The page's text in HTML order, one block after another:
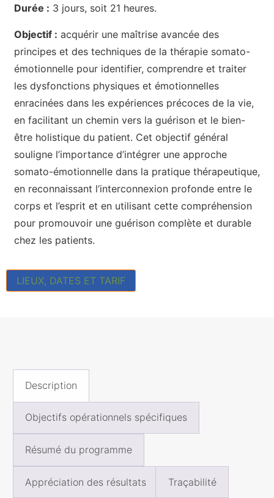
Durée : 3 jours, soit 21 heures.
Objectif : acquérir une maîtrise avancée des
principes et des techniques de la thérapie somato-
émotionnelle pour identifier, comprendre et traiter
les dysfonctions physiques et émotionnelles
enracinées dans les expériences précoces de la vie,
en facilitant un chemin vers la guérison et le bien-
être holistique du patient. Cet objectif général
souligne l’importance d’intégrer une approche
somato-émotionnelle dans la pratique thérapeutique,
en reconnaissant l’interconnexion profonde entre le
corps et l’esprit et en utilisant cette compréhension
pour promouvoir une guérison complète et durable
chez les patients.
LIEUX, DATES ET TARIF
Description
Objectifs opérationnels spécifiques
Résumé du programme
Appréciation des résultats Traçabilité